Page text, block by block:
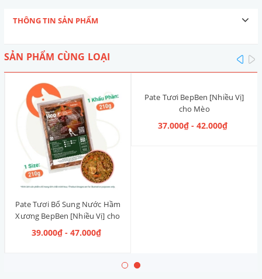
THÔNG TIN SẢN PHẨM
SẢN PHẨM CÙNG LOẠI
Pate Tươi Bổ Sung Nước Hầm
Xương BepBen [Nhiều Vị] cho
Cún
39.000₫ - 47.000₫
Pate Tươi BepBen [Nhiều Vị]
cho Mèo
37.000₫ - 42.000₫